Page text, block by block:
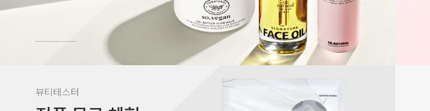
뷰티테스터